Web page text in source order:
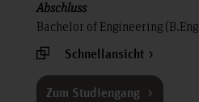
Bachelor of Engineering
Schnellansicht
Zum Studiengang